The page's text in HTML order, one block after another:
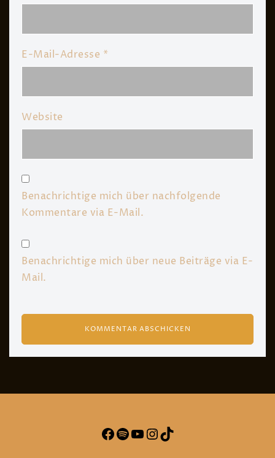
E-Mail-Adresse *
Website
Benachrichtige mich über nachfolgende
Kommentare via E-Mail.
Benachrichtige mich über neue Beiträge via E-
Mail.
Facebook
Spotify
YouTube
Instagram
TikTok